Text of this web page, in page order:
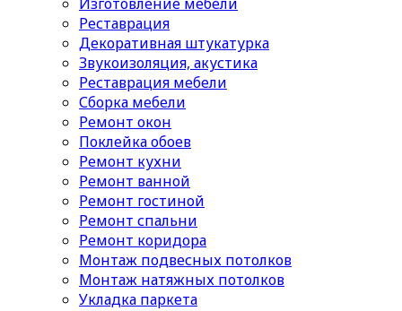
Реставрация
Декоративная штукатурка
Звукоизоляция, акустика
Реставрация мебели
Сборка мебели
Ремонт окон
Поклейка обоев
Ремонт кухни
Ремонт ванной
Ремонт гостиной
Ремонт спальни
Ремонт коридора
Монтаж подвесных потолков
Монтаж натяжных потолков
Укладка паркета